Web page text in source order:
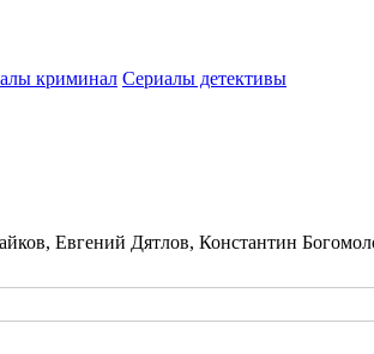
криминал Сериалы детективы
Евгений Дятлов, Константин